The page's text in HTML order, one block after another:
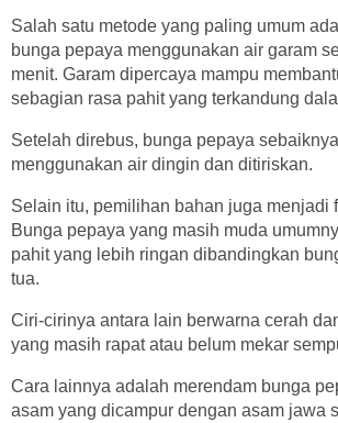
Salah satu metode yang paling umum
bunga pepaya menggunakan air garam
menit. Garam dipercaya mampu
sebagian rasa pahit yang terkandung
Setelah direbus, bunga pepaya
menggunakan air dingin dan ditiriskan.
Selain itu, pemilihan bahan juga menjadi
Bunga pepaya yang masih muda
pahit yang lebih ringan dibandingkan
tua.
Ciri-cirinya antara lain berwarna cerah
yang masih rapat atau belum mekar
Cara lainnya adalah merendam bunga
asam yang dicampur dengan asam jawa